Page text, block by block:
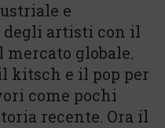
e
degli artisti con il
globale.
kitsch e il pop per
come pochi
recente. Ora il